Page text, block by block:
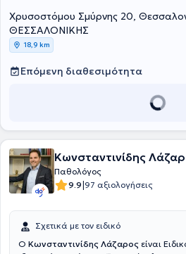
Χρυσοστόμου Σμύρνης 20,
ΘΕΣΣΑΛΟΝΙΚΗΣ
18,9 km
Επόμενη διαθεσιμότητα
Κωνσταντινίδης
Παθολόγος
9.9|97 αξιολογήσεις
Σχετικά με τον ειδικό
O Κωνσταντινίδης Λάζαρος είναι